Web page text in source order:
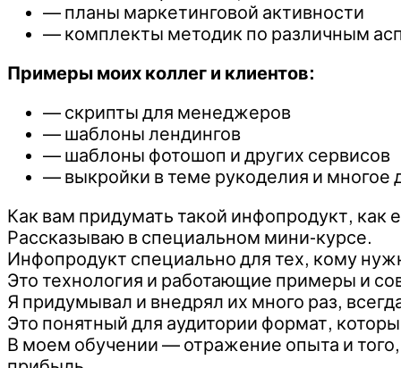
— планы маркетинговой активности
— комплекты методик по различным
Примеры моих коллег и клиентов:
— скрипты для менеджеров
— шаблоны лендингов
— шаблоны фотошоп и других сервисов
— выкройки в теме рукоделия и многое
Как вам придумать такой инфопродукт, как
Рассказываю в специальном мини-курсе.
Инфопродукт специально для тех, кому
Это технология и работающие примеры и
Я придумывал и внедрял их много раз,
Это понятный для аудитории формат,
В моем обучении — отражение опыта и